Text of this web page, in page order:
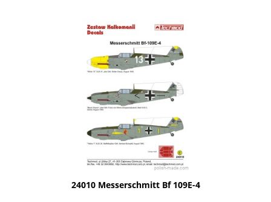
24010 Messerschmitt Bf 109E-4